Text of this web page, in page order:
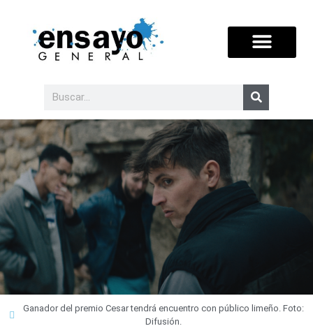
Ganador del premio Cesar tendrá encuentro con público limeño. Foto:
Difusión.